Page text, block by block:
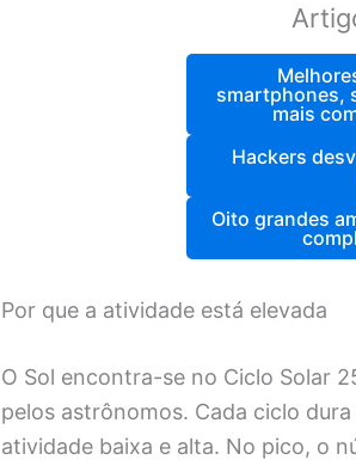
smartphones,
mais
Hackers
Oito grandes
Por que a atividade está elevada
O Sol encontra-se no Ciclo Solar
pelos astrônomos. Cada ciclo
atividade baixa e alta. No pico, o